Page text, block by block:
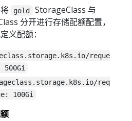
gold StorageClass 与
分开进行存储配额配置，
义配额：
reque
req
100Gi